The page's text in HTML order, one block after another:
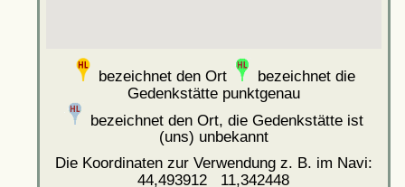
bezeichnet den Ort
bezeichnet die
Gedenkstätte punktgenau
bezeichnet den Ort, die Gedenkstätte ist
(uns) unbekannt
Die Koordinaten zur Verwendung z. B. im Navi:
44,493912 11,342448